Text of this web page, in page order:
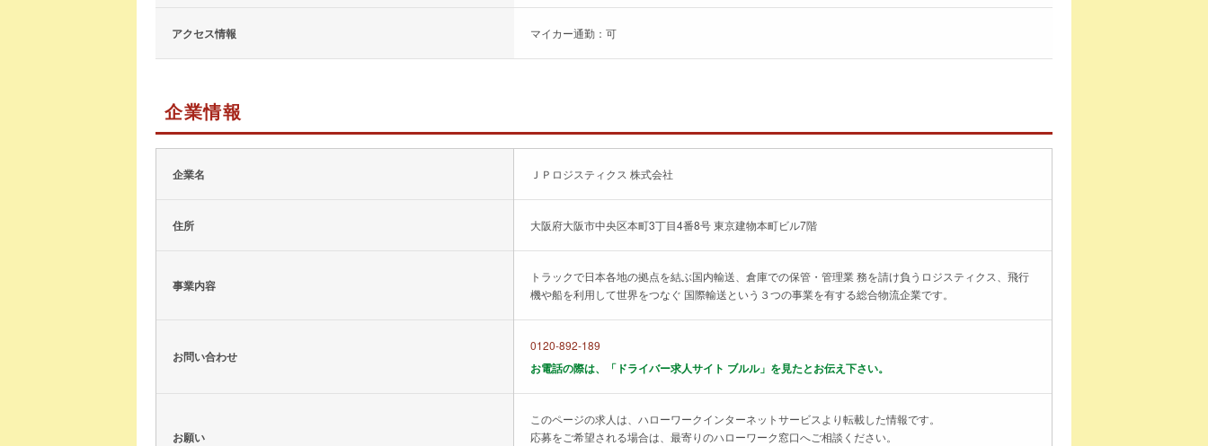
アクセス情報 マイカー通勤：可
企業情報
企業名 ＪＰロジスティクス 株式会社
住所 大阪府大阪市中央区本町3丁目4番8号 東京建物本町ビル7階
事業内容
トラックで日本各地の拠点を結ぶ国内輸送、倉庫での保管・管理業 務を請け負うロジスティクス、飛行
機や船を利用して世界をつなぐ 国際輸送という３つの事業を有する総合物流企業です。
お問い合わせ
0120-892-189
お電話の際は、「ドライバー求人サイト ブルル」を見たとお伝え下さい。
お願い
このページの求人は、ハローワークインターネットサービスより転載した情報です。
応募をご希望される場合は、最寄りのハローワーク窓口へご相談ください。